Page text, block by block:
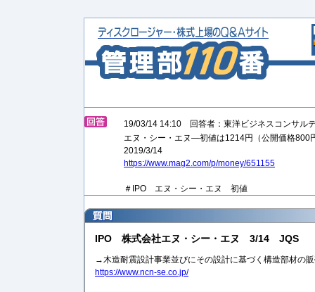
19/03/14 14:10 回答者：東洋ビジネスコンサル
エヌ・シー・エヌ—初値は1214円（公開価格800
2019/3/14
https://www.mag2.com/p/money/651155
＃IPO エヌ・シー・エヌ 初値
IPO 株式会社エヌ・シー・エヌ 3/14 JQS
→木造耐震設計事業並びにその設計に基づく構造部材の
https://www.ncn-se.co.jp/